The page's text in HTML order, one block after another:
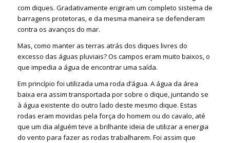
com diques. Gradativamente erigiram um completo sistema de
barragens protetoras, e da mesma maneira se defenderam
contra os avanços do mar.
Mas, como manter as terras atrás dos diques livres do
excesso das águas pluviais? Os campos eram muito baixos, o
que impedia a água de encontrar uma saída.
Em princípio foi utilizada uma roda d’água. A água da área
baixa era assim transportada por sobre o dique, juntando se
à água existente do outro lado deste mesmo dique. Estas
rodas eram movidas pela força do homem ou do cavalo, até
que um dia alguém teve a brilhante ideia de utilizar a energia
do vento para fazer as rodas trabalharem. Foi assim que